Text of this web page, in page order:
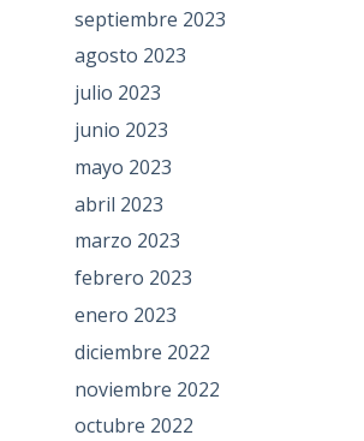
septiembre 2023
agosto 2023
julio 2023
junio 2023
mayo 2023
abril 2023
marzo 2023
febrero 2023
enero 2023
diciembre 2022
noviembre 2022
octubre 2022